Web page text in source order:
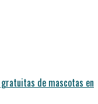
de mascotas en